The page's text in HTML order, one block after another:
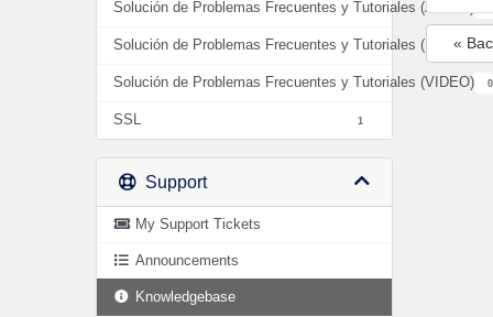
Solución de Problemas Frecuentes y Tutoriales (AUDIO)
Solución de Problemas Frecuentes y Tutoriales (HOSTING
Solución de Problemas Frecuentes y Tutoriales (VIDEO) 0
SSL 1
Support
My Support Tickets
Announcements
Knowledgebase
«